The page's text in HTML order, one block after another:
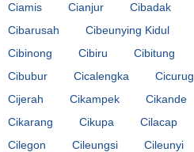
Ciamis
Cianjur
Cibadak
Cibarusah
Cibeunying Kidul
Cibinong
Cibiru
Cibitung
Cibubur
Cicalengka
Cicurug
Cijerah
Cikampek
Cikande
Cikarang
Cikupa
Cilacap
Cilegon
Cileungsi
Cileunyi